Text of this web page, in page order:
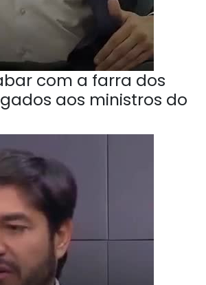
com a farra dos
aos ministros do